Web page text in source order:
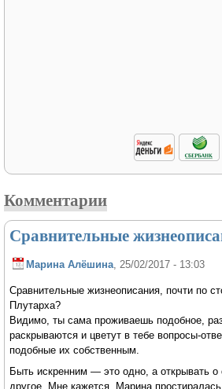
Комментарии
Сравнительные
Марина Алёшина, 25/02/2017 - 13:03
Сравнительные жизнеописания, почти по
Плутарха?
Видимо, ты сама проживаешь подобное,
раскрываются и цветут в тебе вопросы-
подобные их собственным.
Быть искренним — это одно, а открывать
другое. Мне кажется, Марина